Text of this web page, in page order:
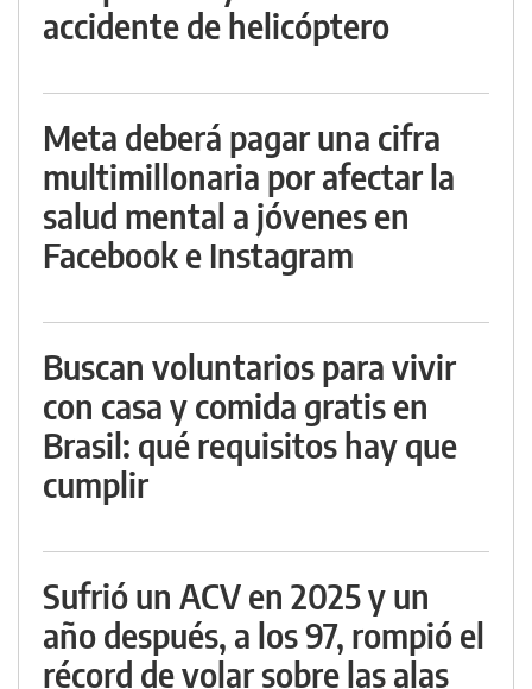
accidente de helicóptero
Meta deberá pagar una cifra
multimillonaria por afectar la
salud mental a jóvenes en
Facebook e Instagram
Buscan voluntarios para vivir
con casa y comida gratis en
Brasil: qué requisitos hay que
cumplir
Sufrió un ACV en 2025 y un
año después, a los 97, rompió el
récord de volar sobre las alas